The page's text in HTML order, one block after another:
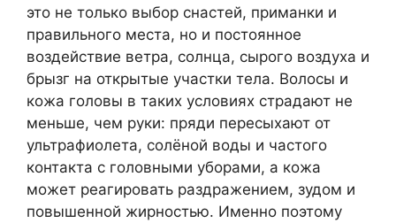
это не только выбор снастей, приманки и
правильного места, но и постоянное
воздействие ветра, солнца, сырого воздуха и
брызг на открытые участки тела. Волосы и
кожа головы в таких условиях страдают не
меньше, чем руки: пряди пересыхают от
ультрафиолета, солёной воды и частого
контакта с головными уборами, а кожа
может реагировать раздражением, зудом и
повышенной жирностью. Именно поэтому